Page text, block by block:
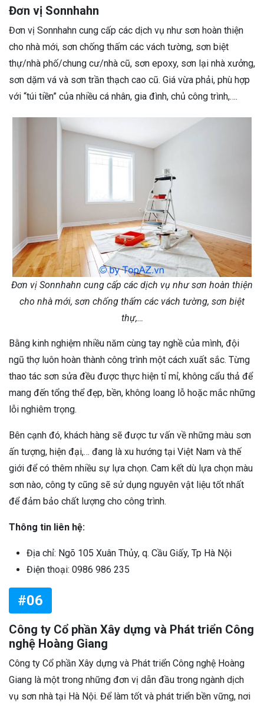
Đơn vị Sonnhahn
Đơn vị Sonnhahn cung cấp các dịch vụ như sơn hoàn thiện
cho nhà mới, sơn chống thấm các vách tường, sơn biệt
thự/nhà phố/chung cư/nhà cũ, sơn epoxy, sơn lại nhà xưởng,
sơn dặm vá và sơn trần thạch cao cũ. Giá vừa phải, phù hợp
với “túi tiền” của nhiều cá nhân, gia đình, chủ công trình,….
Đơn vị Sonnhahn cung cấp các dịch vụ như sơn hoàn thiện
cho nhà mới, sơn chống thấm các vách tường, sơn biệt
thự,…
Bằng kinh nghiệm nhiều năm cùng tay nghề của mình, đội
ngũ thợ luôn hoàn thành công trình một cách xuất sắc. Từng
thao tác sơn sửa đều được thực hiện tỉ mỉ, không cẩu thả để
mang đến tổng thể đẹp, bền, không loang lỗ hoặc mắc những
lỗi nghiêm trọng.
Bên cạnh đó, khách hàng sẽ được tư vấn về những màu sơn
ấn tượng, hiện đại,… đang là xu hướng tại Việt Nam và thế
giới để có thêm nhiều sự lựa chọn. Cam kết dù lựa chọn màu
sơn nào, công ty cũng sẽ sử dụng nguyên vật liệu tốt nhất
để đảm bảo chất lượng cho công trình.
Thông tin liên hệ:
Địa chỉ: Ngõ 105 Xuân Thủy, q. Cầu Giấy, Tp Hà Nội
Điện thoại: 0986 986 235
#06
Công ty Cổ phần Xây dựng và Phát triển Công
nghệ Hoàng Giang
Công ty Cổ phần Xây dựng và Phát triển Công nghệ Hoàng
Giang là một trong những đơn vị dẫn đầu trong ngành dịch
vụ sơn nhà tại Hà Nội. Để làm tốt và phát triển bền vững, nơi